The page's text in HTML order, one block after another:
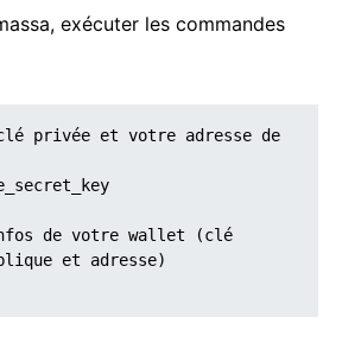
exécuter les commandes
privée et votre adresse de
de votre wallet (clé
et adresse)